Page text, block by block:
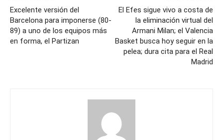
Excelente versión del
Barcelona para imponerse (80-
89) a uno de los equipos más
en forma, el Partizan
El Efes sigue vivo a costa de
la eliminación virtual del
Armani Milan; el Valencia
Basket busca hoy seguir en la
pelea; dura cita para el Real
Madrid